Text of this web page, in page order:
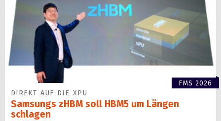
FMS 2026
DIREKT AUF DIE XPU
Samsungs zHBM soll HBM5 um Längen
schlagen